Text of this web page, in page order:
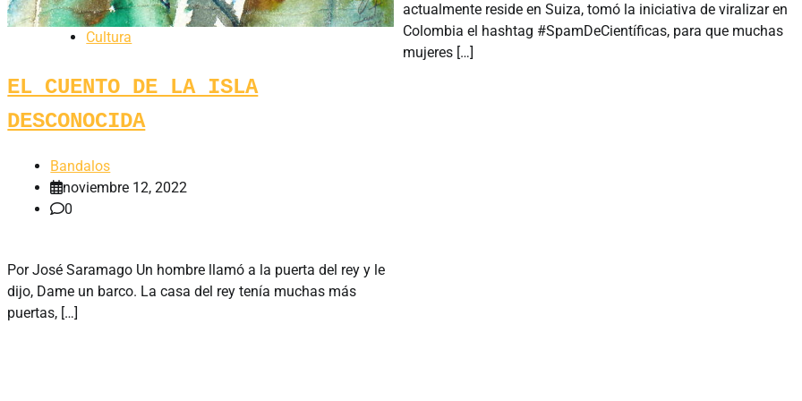
Cultura
EL CUENTO DE LA ISLA
DESCONOCIDA
Bandalos
noviembre 12, 2022
0
Por José Saramago Un hombre llamó a la puerta del rey y le
dijo, Dame un barco. La casa del rey tenía muchas más
puertas, […]
actualmente reside en Suiza, tomó la iniciativa de viralizar en
Colombia el hashtag #SpamDeCientíficas, para que muchas
mujeres […]